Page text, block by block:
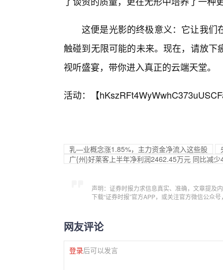
这便是光影的终极意义：它让我们
触碰到无限可能的未来。现在，请放
视听盛宴，带你进入真正的云端天堂。
活动：【
乳—业概念涨1.85%，主力资金净流入这些股
广{州}好莱客上半年净利润2462.45万元 同比减少
声明：证券时报力求信息真实、准确，文章提及
下载“证券时报”官方APP，或关注官方微信公众
网友评论
登录后可以发言